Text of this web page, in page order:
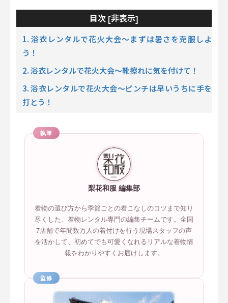
目次 [非表示]
1. 浴衣レンタルで花火大会～まずは暑さを克服しよ
う！
2. 浴衣レンタルで花火大会～靴擦れに気を付けて！
3. 浴衣レンタルで花火大会～ピンチは早いうちに手を
打とう！
執筆
梨花和服 編集部
着物の選び方から季節ごとの着こなしのコツまで知り
尽くした、着物レンタル専門の編集チームです。全国
7店舗で年間数万人の着付けを行う現場スタッフの声
を活かして、初めてでも可愛くなれるリアルな着物情
報をわかりやすくお届けします。
監修